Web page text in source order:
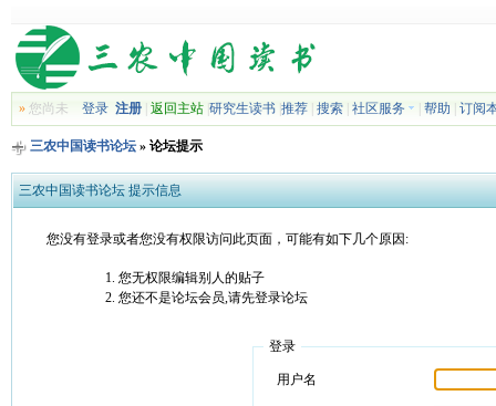
»您尚未 登录 注册| 返回主站| 研究生读书| 推荐| 搜索| 社区服务 帮助 订阅
三农中国读书论坛» 论坛提示
三农中国读书论坛 提示信息
您没有登录或者您没有权限访问此页面，可能有如下几个原因:
您无权限编辑别人的贴子
您还不是论坛会员,请先登录论坛
登录
用户名